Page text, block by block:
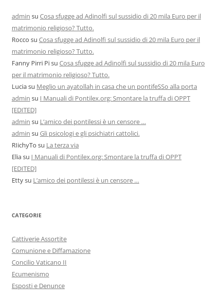
admin su Cosa sfugge ad Adinolfi sul sussidio di 20 mila Euro per il
matrimonio religioso? Tutto.
Rocco su Cosa sfugge ad Adinolfi sul sussidio di 20 mila Euro per il
matrimonio religioso? Tutto.
Fanny Pirri Pisu Cosa sfugge ad Adinolfi sul sussidio di 20 mila Euro
per il matrimonio religioso? Tutto.
Luciasu Meglio un ayatollah in casa che un pontifeSSo alla porta
admin su I Manuali di Pontilex.org: Smontare la truffa di OPPT
[EDITED]
admin su L’amico dei pontilessi è un censore …
admin su Gli psicologi e gli psichiatri cattolici.
RIichyTo su La terza via
Eliasu I Manuali di Pontilex.org: Smontare la truffa di OPPT
[EDITED]
Ettysu L’amico dei pontilessi è un censore …
CATEGORIE
Cattiverie Assortite
Comunione e Diffamazione
Concilio Vaticano II
Ecumenismo
Esposti e Denunce